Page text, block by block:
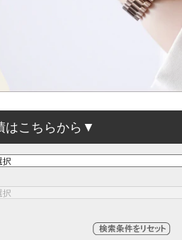
はこちらから▼